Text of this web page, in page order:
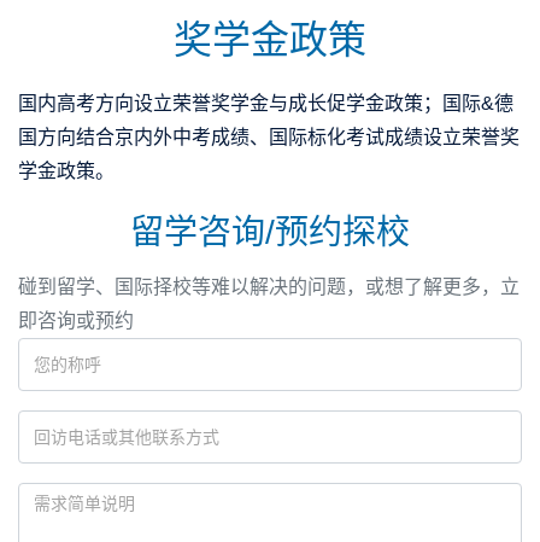
奖学金政策
国内高考方向设立荣誉奖学金与成长促学金政策；国际&德
国方向结合京内外中考成绩、国际标化考试成绩设立荣誉奖
学金政策。
留学咨询/预约探校
碰到留学、国际择校等难以解决的问题，或想了解更多，立
即咨询或预约